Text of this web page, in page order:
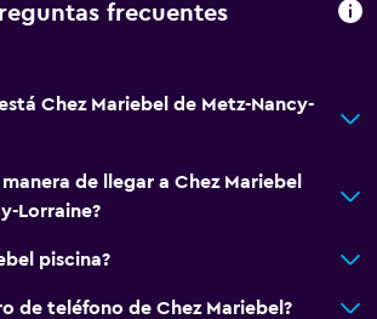
frecuentes
Chez Mariebel de Metz-Nancy-
de llegar a Chez Mariebel
Lorraine?
piscina?
de teléfono de Chez Mariebel?